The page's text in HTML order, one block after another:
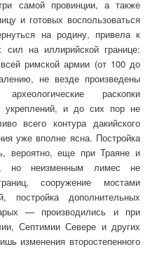
самой провинции, а также
и готовых воспользоваться
на родину, привела к
сил на иллирийской границе:
римской армии (от 100 до
не везде произведены
раскопки
укреплений, и до сих пор не
всего контура дакийского
уже вполне ясна. Постройка
вероятно, еще при Траяне и
но неизменным лимес не
сооружение мостами
постройка дополнительных
— производились и при
Септимии Севере и других
изменения второстепенного